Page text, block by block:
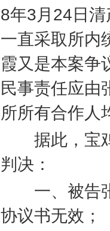
8年3月 24 日
一直采取所内
霞又是本案争
民事责任应由
所所有合作人
据此，宝鸡
判决：
一、被告张
协议书无效；